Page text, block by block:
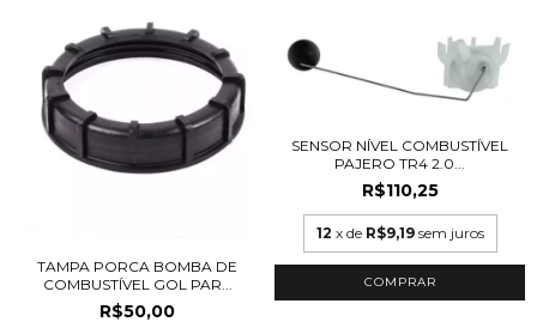
TAMPA PORCA BOMBA DE
COMBUSTÍVEL GOL PAR...
R$50,00
SENSOR NÍVEL COMBUSTÍVEL
PAJERO TR4 2.0...
R$110,25
12 x de R$9,19 sem juros